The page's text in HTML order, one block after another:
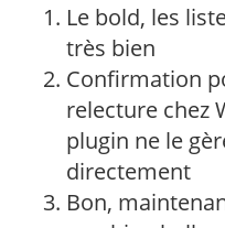
Le bold, les
très bien
Confirmation
relecture chez
plugin ne le
directement
Bon,